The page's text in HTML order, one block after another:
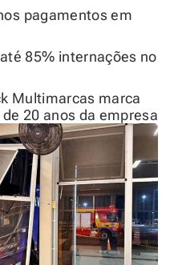
pagamentos em
85% internações no
Multimarcas marca
20 anos da empresa